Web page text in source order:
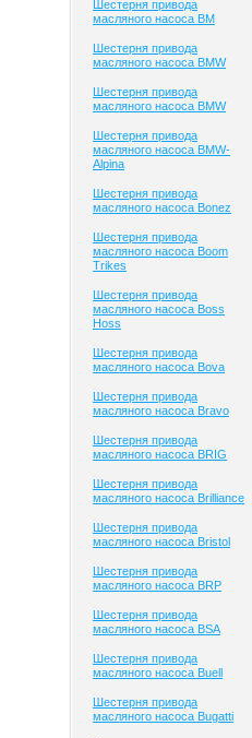
Шестерня привода
масляного насоса BM
Шестерня привода
масляного насоса BMW
Шестерня привода
масляного насоса BMW
Шестерня привода
масляного насоса BMW-
Alpina
Шестерня привода
масляного насоса Bonez
Шестерня привода
масляного насоса Boom
Trikes
Шестерня привода
масляного насоса Boss
Hoss
Шестерня привода
масляного насоса Bova
Шестерня привода
масляного насоса Bravo
Шестерня привода
масляного насоса BRIG
Шестерня привода
масляного насоса Brilliance
Шестерня привода
масляного насоса Bristol
Шестерня привода
масляного насоса BRP
Шестерня привода
масляного насоса BSA
Шестерня привода
масляного насоса Buell
Шестерня привода
масляного насоса Bugatti